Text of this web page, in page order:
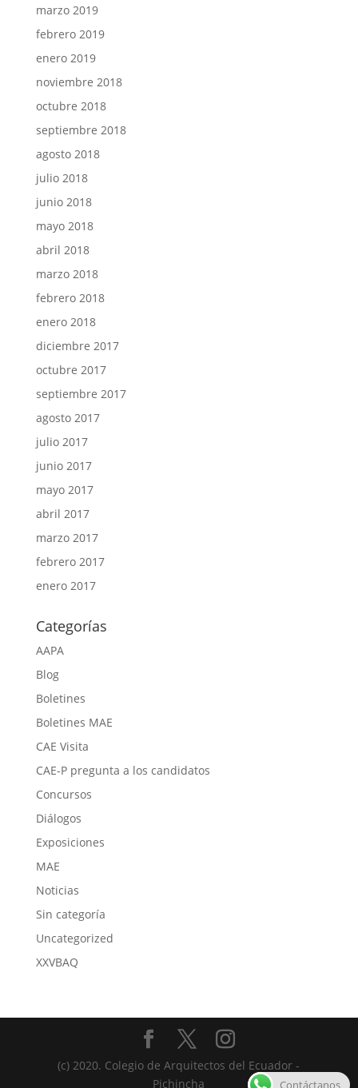
marzo 2019
febrero 2019
enero 2019
noviembre 2018
octubre 2018
septiembre 2018
agosto 2018
julio 2018
junio 2018
mayo 2018
abril 2018
marzo 2018
febrero 2018
enero 2018
diciembre 2017
octubre 2017
septiembre 2017
agosto 2017
julio 2017
junio 2017
mayo 2017
abril 2017
marzo 2017
febrero 2017
enero 2017
Categorías
AAPA
Blog
Boletines
Boletines MAE
CAE Visita
CAE-P pregunta a los candidatos
Concursos
Diálogos
Exposiciones
MAE
Noticias
Sin categoría
Uncategorized
XXVBAQ
(c) 2020. Colegio de Arquitectos del Ecuador -
Pichincha
Contáctanos